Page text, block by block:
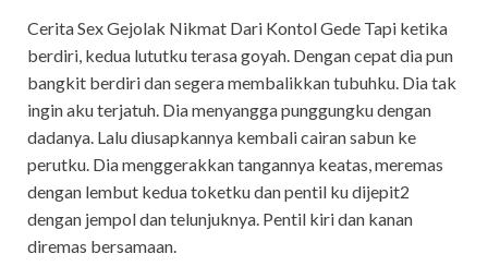
Cerita Sex Gejolak Nikmat Dari Kontol Gede Tapi ketika
berdiri, kedua lututku terasa goyah. Dengan cepat dia pun
bangkit berdiri dan segera membalikkan tubuhku. Dia tak
ingin aku terjatuh. Dia menyangga punggungku dengan
dadanya. Lalu diusapkannya kembali cairan sabun ke
perutku. Dia menggerakkan tangannya keatas, meremas
dengan lembut kedua toketku dan pentil ku dijepit2
dengan jempol dan telunjuknya. Pentil kiri dan kanan
diremas bersamaan.